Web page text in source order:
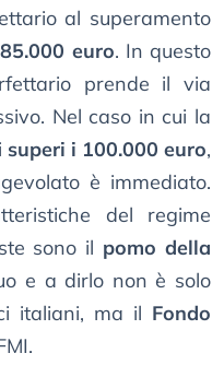
al superamento
85.000 euro. In questo
prende il via
Nel caso in cui la
superi i 100.000 euro,
è immediato.
del regime
sono il pomo della
e a dirlo non è solo
italiani, ma il Fondo